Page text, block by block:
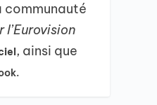
communauté
l’Eurovision
, ainsi que